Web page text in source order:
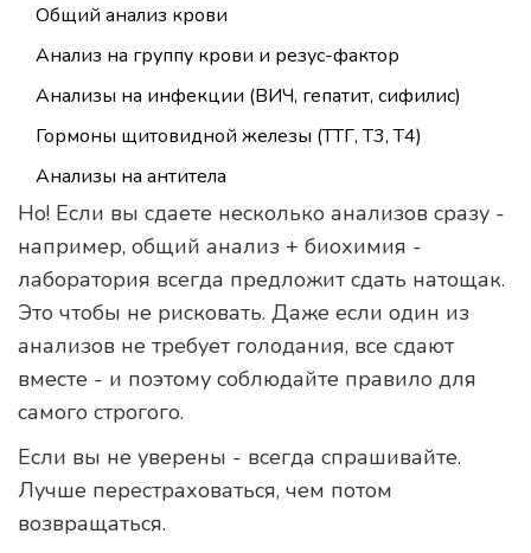
Общий анализ крови
Анализ на группу крови и резус-фактор
Анализы на инфекции (ВИЧ, гепатит, сифилис)
Гормоны щитовидной железы (ТТГ, Т3, Т4)
Анализы на антитела
Но! Если вы сдаете несколько анализов сразу -
например, общий анализ + биохимия -
лаборатория всегда предложит сдать натощак.
Это чтобы не рисковать. Даже если один из
анализов не требует голодания, все сдают
вместе - и поэтому соблюдайте правило для
самого строгого.
Если вы не уверены - всегда спрашивайте.
Лучше перестраховаться, чем потом
возвращаться.